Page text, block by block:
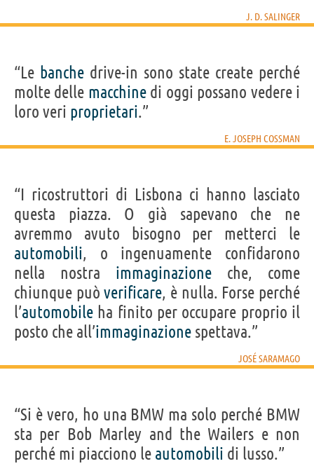
J. D. SALINGER
“Le banche drive-in sono state create perché
molte delle macchinedi oggi possano vedere i
loro veri proprietari.”
E. JOSEPH COSSMAN
“I ricostruttori di Lisbona ci hanno lasciato
questa piazza. O già sapevano che ne
avremmo avuto bisogno per metterci le
automobili, o ingenuamente confidarono
nella nostra immaginazione che, come
chiunque puòverificare, è nulla. Forse perché
l’automobile ha finito per occupare proprio il
posto che all’immaginazione spettava.”
JOSÉ SARAMAGO
“Si è vero, ho una BMW ma solo perché BMW
sta per Bob Marley and the Wailers e non
perché mi piacciono le automobili di lusso.”